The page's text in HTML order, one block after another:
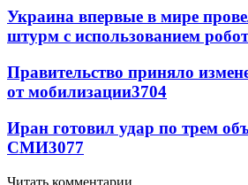
Украина впервые в мире
штурм с использованием
Правительство приняло
от мобилизации3704
Иран готовил удар по трем
СМИ3077
Читать комментарии